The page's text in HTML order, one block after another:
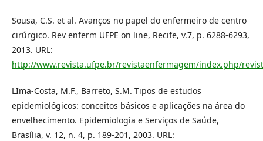
Sousa, C.S. et al. Avanços no papel do enfermeiro de centro
cirúrgico. Rev enferm UFPE on line, Recife, v.7, p. 6288-6293,
2013. URL:
http://www.revista.ufpe.br/revistaenfermagem/index.php/
LIma-Costa, M.F., Barreto, S.M. Tipos de estudos
epidemiológicos: conceitos básicos e aplicações na área do
envelhecimento. Epidemiologia e Serviços de Saúde,
Brasília, v. 12, n. 4, p. 189-201, 2003. URL: